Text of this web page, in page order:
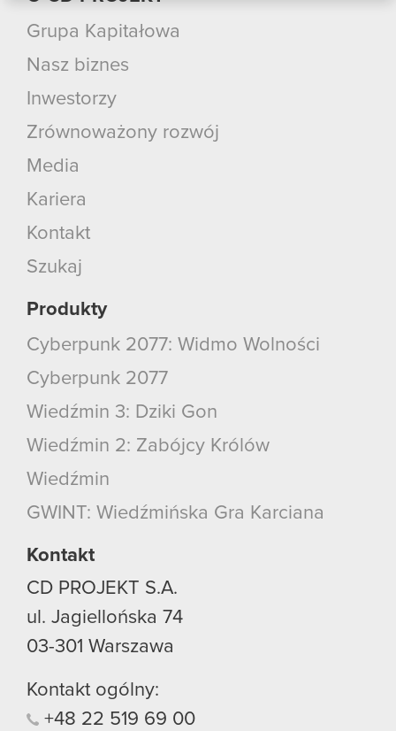
podczas korzystania z ich usług. Kontynuując
korzystanie z naszej witryny, zgadasz się na
używanie plików cookie.
Grupa Kapitałowa
Nasz biznes
Inwestorzy
Zrównoważony rozwój
Media
Kariera
Kontakt
Szukaj
Produkty
Cyberpunk 2077: Widmo Wolności
Cyberpunk 2077
Wiedźmin 3: Dziki Gon
Wiedźmin 2: Zabójcy Królów
Wiedźmin
GWINT: Wiedźmińska Gra Karciana
Kontakt
CD PROJEKT S.A.
ul. Jagiellońska 74
03-301 Warszawa
Kontakt ogólny:
+48 22 519 69 00